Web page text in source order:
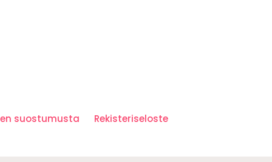
suostumusta Rekisteriseloste